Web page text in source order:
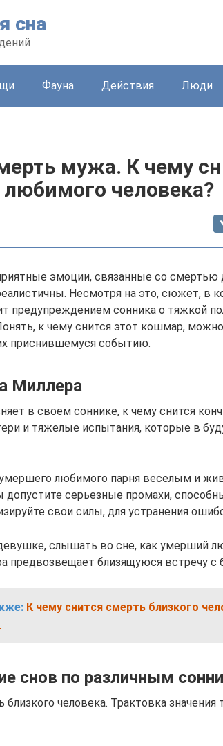
сна
Фауна Действия Люди
мужа. К чему
человека?
эмоции, связанные со смертью
Несмотря на это, сюжет, в
предупреждением сонника о тяжкой
к чему снится этот кошмар,
приснившемуся событию.
Миллера
в своем соннике, к чему снится
и тяжелые испытания, которые в
любимого парня веселым и
допустите серьезные промахи,
свои силы, для устранения
слышать во сне, как умерший
предвозвещает близящуюся встречу
К чему снится смерть близкого
снов по различным
близкого человека. Трактовка значения